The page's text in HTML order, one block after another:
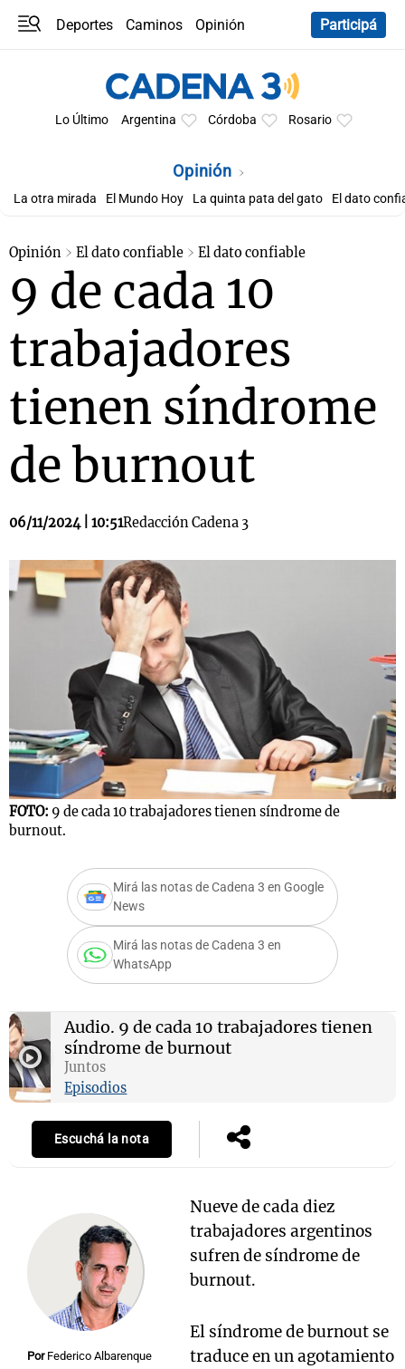
Deportes Caminos
Opinión
Participá
Lo Último Argentina Córdoba Rosario
Opinión
La otra mirada El Mundo Hoy La quinta pata del gato El dato
Opinión El dato confiable El dato confiable
9 de cada 10
trabajadores
tienen síndrome
de burnout
06/11/2024 | 10:51Redacción Cadena 3
FOTO: 9 de cada 10 trabajadores tienen síndrome de
burnout.
Mirá las notas de Cadena 3 en Google
News
Mirá las notas de Cadena 3 en
WhatsApp
Audio. 9 de cada 10 trabajadores tienen
síndrome de burnout
Juntos
Episodios
Escuchá la nota
Por Federico Albarenque
Nueve de cada diez
trabajadores argentinos
sufren de síndrome de
burnout.
El síndrome de burnout se
traduce en un agotamiento
Notas
Mundial 2026
Notas
La Sole en
Cadena 3